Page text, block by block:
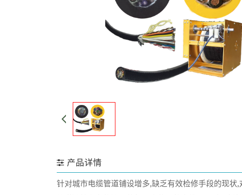
产品详情
针对城市电缆管道铺设增多,缺乏有效检修手段的现